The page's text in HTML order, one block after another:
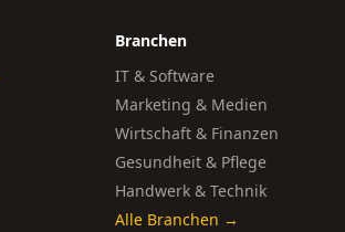
Branchen
IT & Software
Marketing & Medien
Wirtschaft & Finanzen
Gesundheit & Pflege
Handwerk & Technik
Alle Branchen →